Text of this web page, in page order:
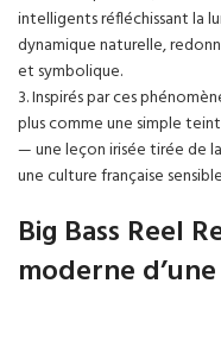
intelligents réfléchissant la
dynamique naturelle,
et symbolique.
3. Inspirés par ces
plus comme une simple
— une leçon irisée tirée de
une culture française
Big Bass Reel
moderne